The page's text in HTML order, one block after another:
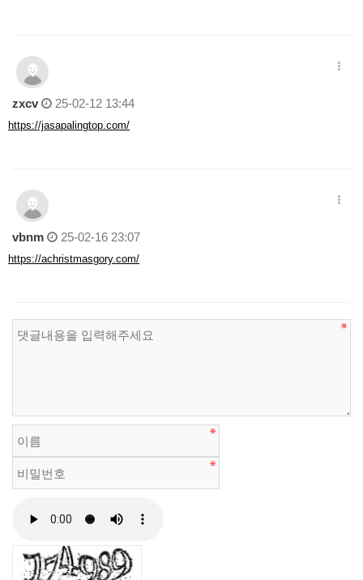
zxcv 25-02-12 13:44
https://jasapalingtop.com/
vbnm 25-02-16 23:07
https://achristmasgory.com/